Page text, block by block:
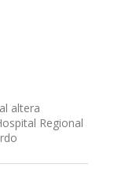
altera
Regional